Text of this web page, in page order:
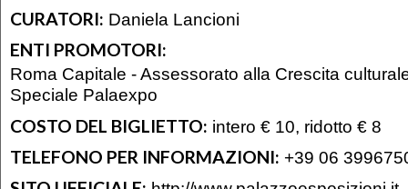
CURATORI: Daniela Lancioni
ENTI PROMOTORI:
Roma Capitale - Assessorato alla Crescita
Speciale Palaexpo
COSTO DEL BIGLIETTO: intero € 10, ridotto € 8
TELEFONO PER INFORMAZIONI: +39 06